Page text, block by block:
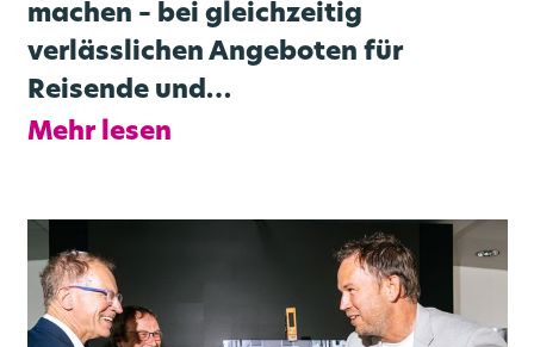
machen – bei gleichzeitig
verlässlichen Angeboten für
Reisende und…
Mehr lesen